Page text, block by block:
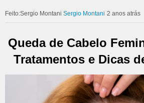
Sergio Montani 2 anos atrás
Queda de Cabelo
Tratamentos e Dicas